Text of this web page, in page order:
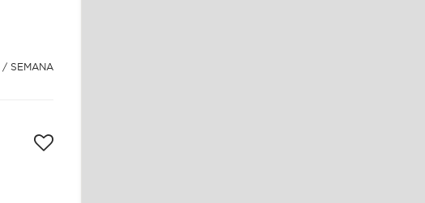
/ SEMANA